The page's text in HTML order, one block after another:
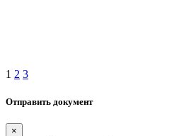
1 2 3
Отправить документ
×